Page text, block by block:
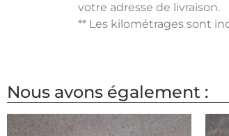
votre adresse de livraison.
** Les kilométrages sont
Nous avons également :